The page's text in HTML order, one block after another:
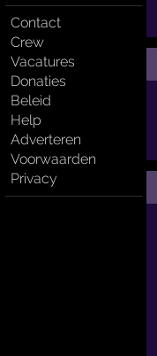
Contact
Crew
Vacatures
Donaties
Beleid
Help
Adverteren
Voorwaarden
Privacy